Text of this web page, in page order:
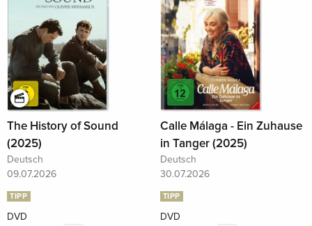
The History of Sound
(2025)
Deutsch
09.07.2026
TIPP
DVD
Calle Málaga - Ein Zuhause
in Tanger (2025)
Deutsch
30.07.2026
TIPP
DVD